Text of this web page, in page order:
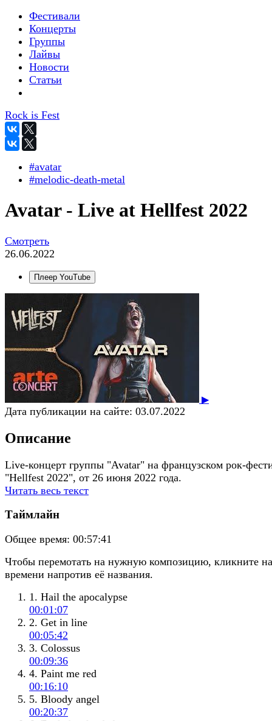
Фестивали
Концерты
Группы
Лайвы
Новости
Статьи
Rock is Fest
#avatar
#melodic-death-metal
Avatar - Live at Hellfest 2022
Смотреть
26.06.2022
Плеер YouTube
▶
Дата публикации на сайте: 03.07.2022
Описание
Live-концерт группы "Avatar" на французском рок-
"Hellfest 2022", от 26 июня 2022 года.
Читать весь текст
Таймлайн
Общее время: 00:57:41
Чтобы перемотать на нужную композицию, кликните на
времени напротив её названия.
1. Hail the apocalypse
00:01:07
2. Get in line
00:05:42
3. Colossus
00:09:36
4. Paint me red
00:16:10
5. Bloody angel
00:20:37